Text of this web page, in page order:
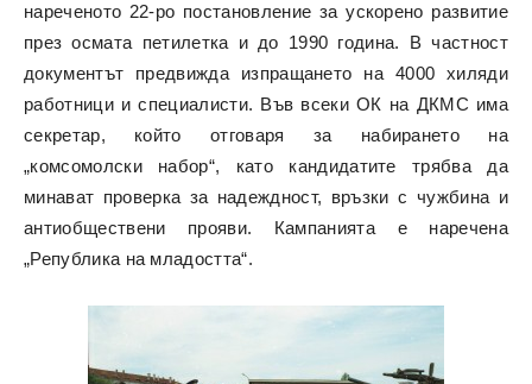
нареченото 22-ро постановление за ускорено развитие
през осмата петилетка и до 1990 година. В частност
документът предвижда изпращането на 4000 хиляди
работници и специалисти. Във всеки ОК на ДКМС има
секретар, който отговаря за набирането на
„комсомолски набор“, като кандидатите трябва да
минават проверка за надеждност, връзки с чужбина и
антиобществени прояви. Кампанията е наречена
„Република на младостта“.